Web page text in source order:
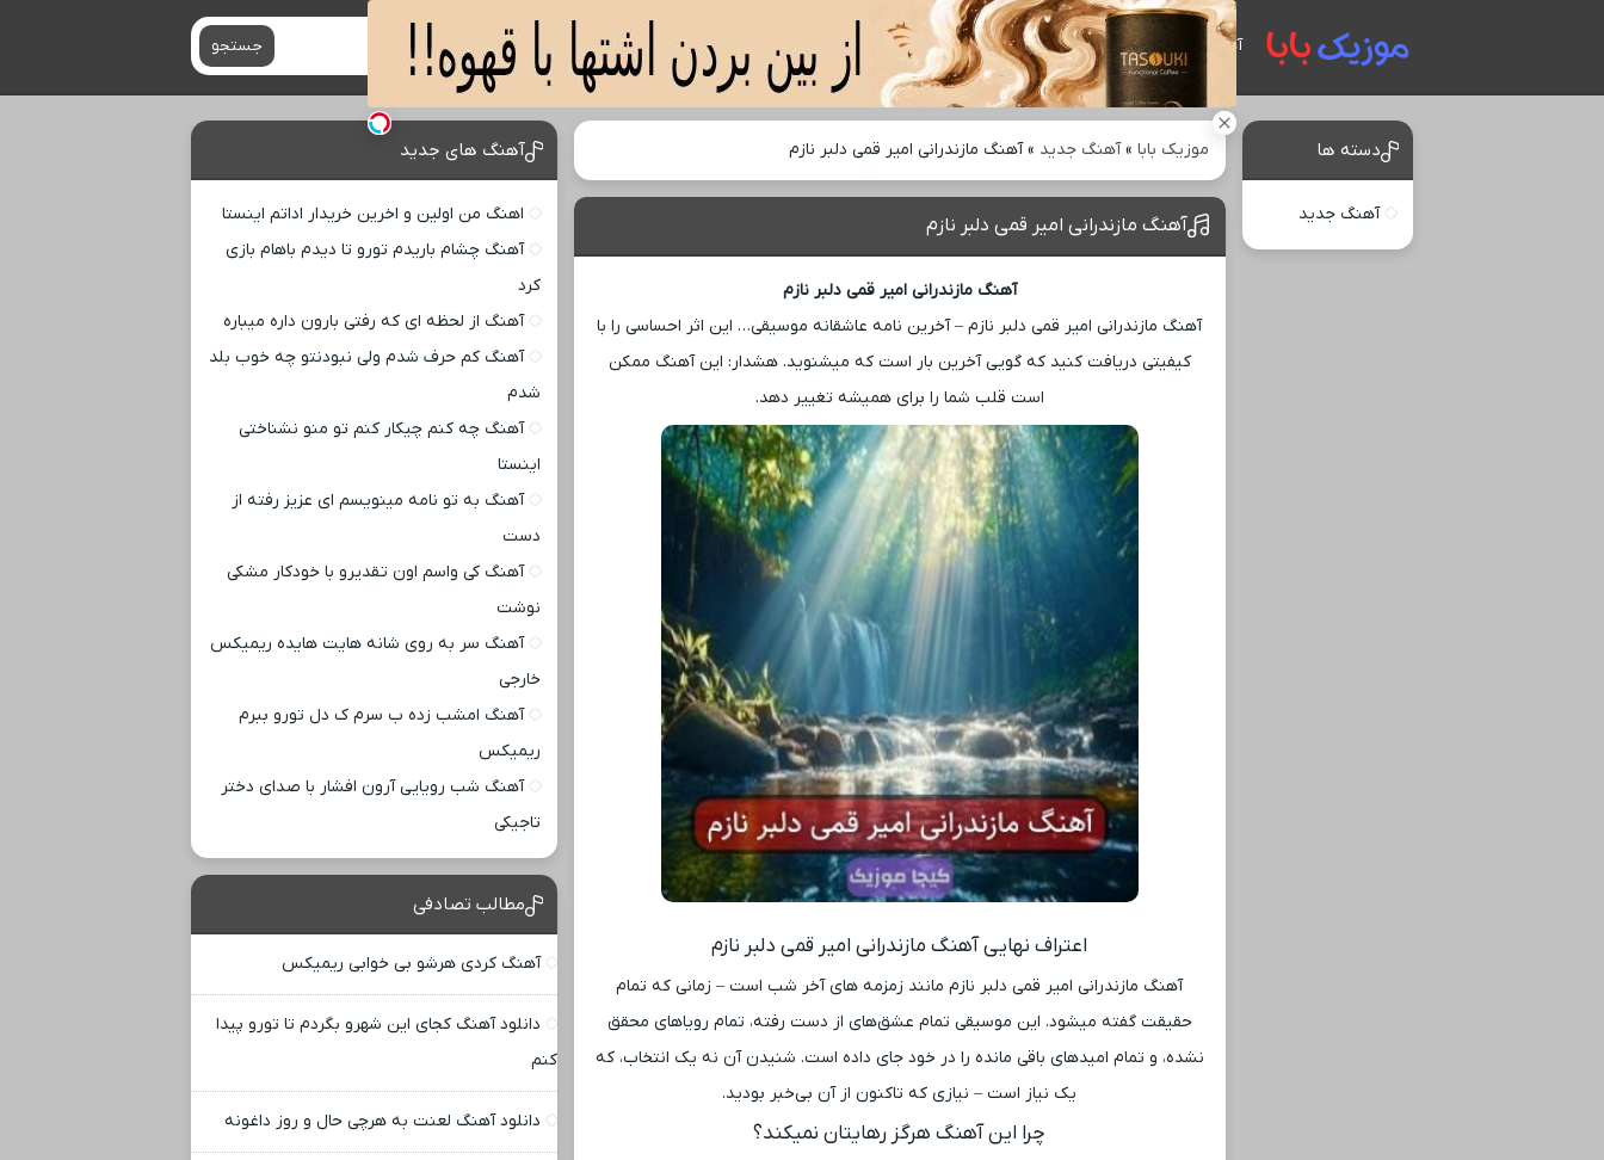
آهنگ های جدید جستجو
موزیک بابا »آهنگ جدید »آهنگ مازندرانی امیر قمی دلبر نازم
آهنگ مازندرانی امیر قمی دلبر نازم
آهنگ مازندرانی امیر قمی دلبر نازم
آهنگ مازندرانی امیر قمی دلبر نازم – آخرین نامه عاشقانه موسیقی… این اثر احساسی را با
کیفیتی دریافت کنید که گویی آخرین بار است که میشنوید. هشدار: این آهنگ ممکن
است قلب شما را برای همیشه تغییر دهد.
اعتراف نهایی آهنگ مازندرانی امیر قمی دلبر نازم
آهنگ مازندرانی امیر قمی دلبر نازم مانند زمزمه ‌های آخر شب است – زمانی که تمام
حقیقت گفته میشود. این موسیقی تمام عشق‌های از دست رفته، تمام رویاهای محقق
نشده، و تمام امیدهای باقی مانده را در خود جای داده است. شنیدن آن نه یک انتخاب، که
یک نیاز است – نیازی که تاکنون از آن بی‌خبر بودید.
چرا این آهنگ هرگز رهایتان نمیکند؟
دسته ها
آهنگ جدید
آهنگ های جدید
اهنگ من اولین و اخرین خریدار اداتم اینستا
آهنگ چشام باریدم تورو تا دیدم باهام بازی
کرد
آهنگ از لحظه ای که رفتی بارون داره میباره
آهنگ کم حرف شدم ولی نبودنتو چه خوب بلد
شدم
آهنگ چه کنم چیکار کنم تو منو نشناختی
اینستا
آهنگ به تو نامه مینویسم ای عزیز رفته از
دست
آهنگ کی واسم اون تقدیرو با خودکار مشکی
نوشت
آهنگ سر به روی شانه هایت هایده ریمیکس
خارجی
آهنگ امشب زده ب سرم ک دل تورو ببرم
ریمیکس
آهنگ شب رویایی آرون افشار با صدای دختر
تاجیکی
مطالب تصادفی
آهنگ کردی هرشو بی خوابی ریمیکس
دانلود آهنگ کجای این شهرو بگردم تا تورو پیدا
کنم
دانلود آهنگ لعنت به هرچی حال و روز داغونه